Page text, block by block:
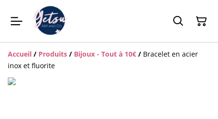
Accueil / Produits / Bijoux - Tout à 10€ / Bracelet en acier
inox et fluorite